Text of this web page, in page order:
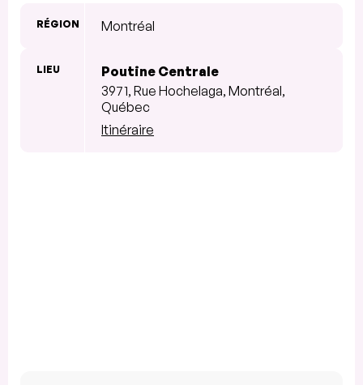
RÉGION Montréal
LIEU
Poutine Centrale
3971, Rue Hochelaga, Montréal,
Québec
Itinéraire